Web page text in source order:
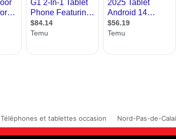
Téléphones et tablettes occasion Nord-Pas-de-